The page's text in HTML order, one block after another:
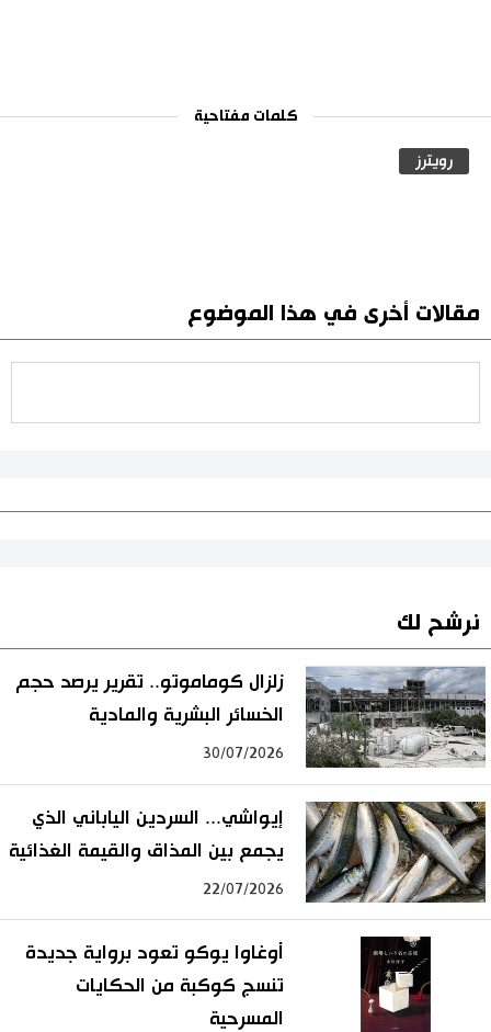
كلمات مفتاحية
رويترز
مقالات أخرى في هذا الموضوع
نرشح لك
زلزال كوماموتو.. تقرير يرصد حجم
الخسائر البشرية والمادية
30/07/2026
إيواشي... السردين الياباني الذي
يجمع بين المذاق والقيمة الغذائية
22/07/2026
أوغاوا يوكو تعود برواية جديدة
تنسج كوكبة من الحكايات
المسرحية